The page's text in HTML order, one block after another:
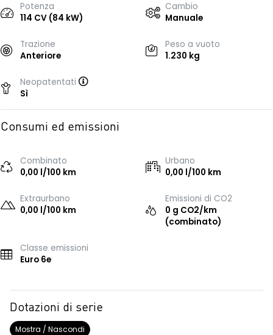
Potenza
114 CV (84 kW)
Cambio
Manuale
Trazione
Anteriore
Peso a vuoto
1.230 kg
Neopatentati
Sì
Consumi ed emissioni
Combinato
0,00 l/100 km
Urbano
0,00 l/100 km
Extraurbano
0,00 l/100 km
Emissioni di CO2
0 g CO2/km
(combinato)
Classe emissioni
Euro 6e
Dotazioni di serie
Mostra / Nascondi